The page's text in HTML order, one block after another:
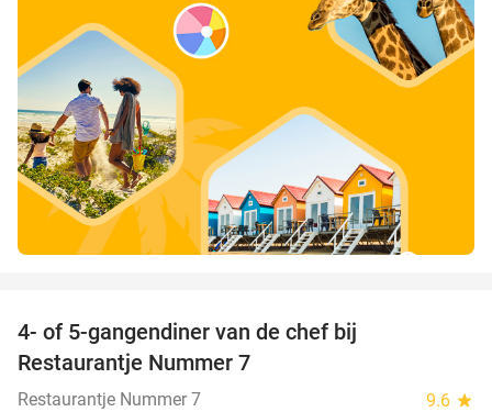
4- of 5-gangendiner van de chef bij
Restaurantje Nummer 7
Restaurantje Nummer 7 9.6 star